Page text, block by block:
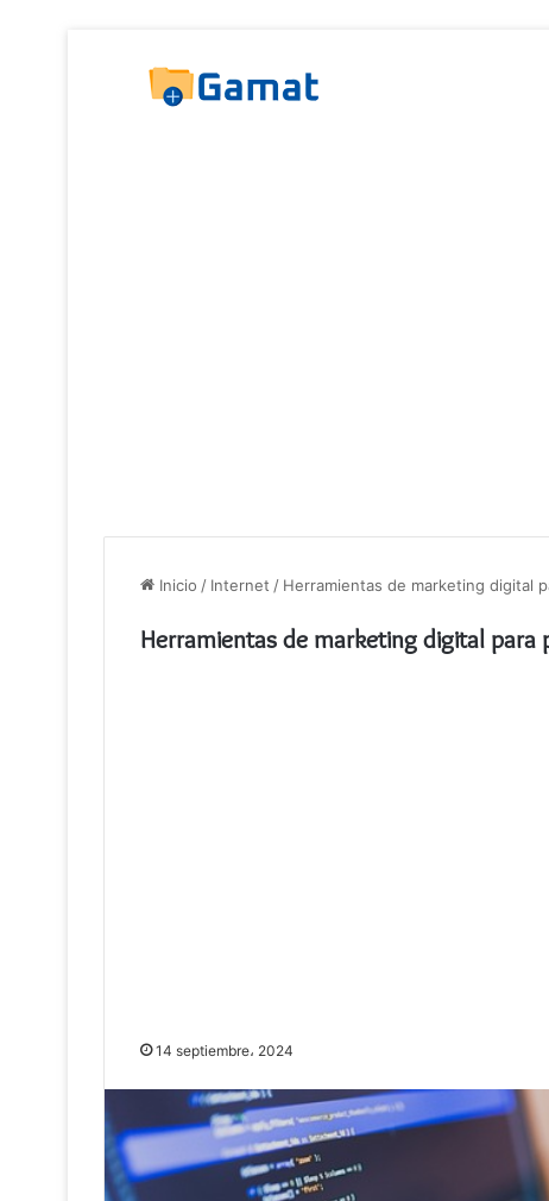
Inicio / Internet / Herramientas de marketing digital
Herramientas de marketing digital para
14 septiembre، 2024